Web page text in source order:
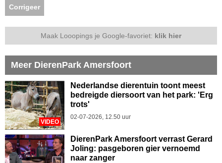
Corrigeer
Maak Looopings je Google-favoriet: klik hier
Meer DierenPark Amersfoort
VIDEO
Nederlandse dierentuin toont meest
bedreigde diersoort van het park: 'Erg
trots'
02-07-2026, 12.50 uur
DierenPark Amersfoort verrast Gerard
Joling: pasgeboren gier vernoemd
naar zanger